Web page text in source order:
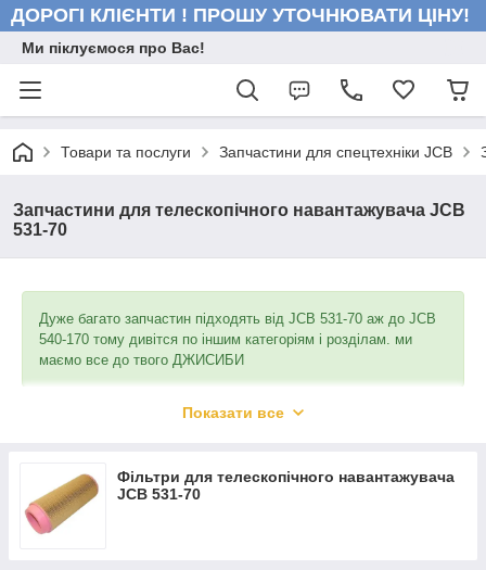
ДОРОГІ КЛІЄНТИ ! ПРОШУ УТОЧНЮВАТИ ЦІНУ!
Ми піклуємося про Вас!
Товари та послуги Запчастини для спецтехніки JCB
Запчастини для телескопічного навантажувача JCB
531-70
Дуже багато запчастин підходять від JCB 531-70 аж до JCB
540-170 тому дивітся по іншим категоріям і розділам. ми
маємо все до твого ДЖИСИБИ
Показати все
Фільтри для телескопічного навантажувача
JCB 531-70